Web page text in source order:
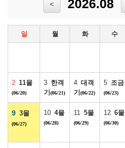
< 2026.08
일 월 화 수
2 11물
(06/20)
3 한객
기 (06/21)
4 대객
기 (06/22)
5 조금
(06/23)
9 3물
(06/27)
10 4물
(06/28)
11 5물
(06/29)
12 6물
(06/30)